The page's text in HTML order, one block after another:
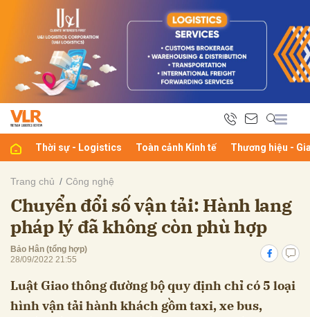
Thời sự - Logistics Toàn cảnh Kinh tế Thương hiệu -
Trang chủ Công nghệ
Chuyển đổi số vận tải: Hành lang
pháp lý đã không còn phù hợp
Bảo Hân (tổng hợp)
28/09/2022 21:55
Luật Giao thông đường bộ quy định chỉ có 5 loại
hình vận tải hành khách gồm taxi, xe bus,
luận
Hủy